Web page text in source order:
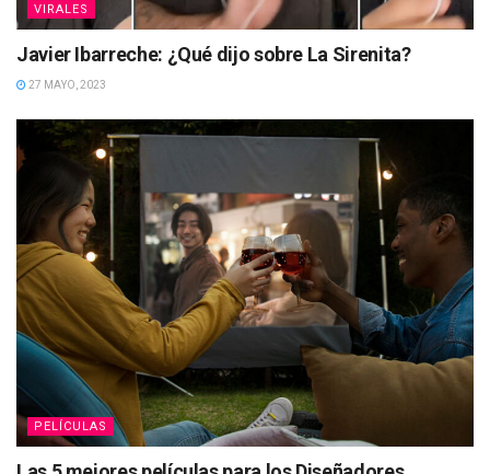
VIRALES
Javier Ibarreche: ¿Qué dijo sobre La Sirenita?
27 MAYO, 2023
PELÍCULAS